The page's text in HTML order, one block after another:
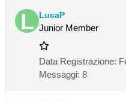
LucaP
Junior Member
Data Registrazione:
Messaggi: 8